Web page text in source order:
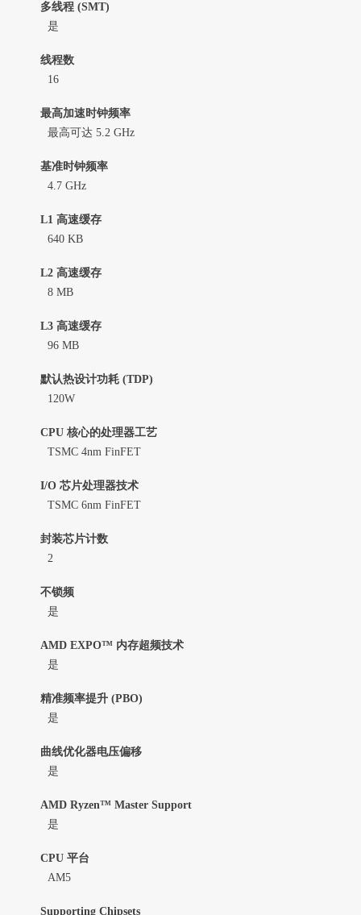
多线程 (SMT)
是
线程数
16
最高加速时钟频率
最高可达 5.2 GHz
基准时钟频率
4.7 GHz
L1 高速缓存
640 KB
L2 高速缓存
8 MB
L3 高速缓存
96 MB
默认热设计功耗 (TDP)
120W
CPU 核心的处理器工艺
TSMC 4nm FinFET
I/O 芯片处理器技术
TSMC 6nm FinFET
封装芯片计数
2
不锁频
是
AMD EXPO™ 内存超频技术
是
精准频率提升 (PBO)
是
曲线优化器电压偏移
是
AMD Ryzen™ Master Support
是
CPU 平台
AM5
Supporting Chipsets